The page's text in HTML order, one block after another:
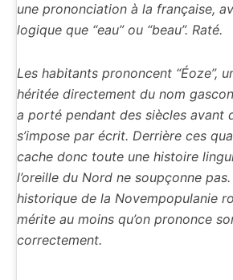
une prononciation à la française,
logique que “eau” ou “beau”. Raté.
Les habitants prononcent “Éoze”,
héritée directement du nom gascon
a porté pendant des siècles avant
s’impose par écrit. Derrière ces
cache donc toute une histoire
l’oreille du Nord ne soupçonne
historique de la Novempopulanie
mérite au moins qu’on prononce
correctement.